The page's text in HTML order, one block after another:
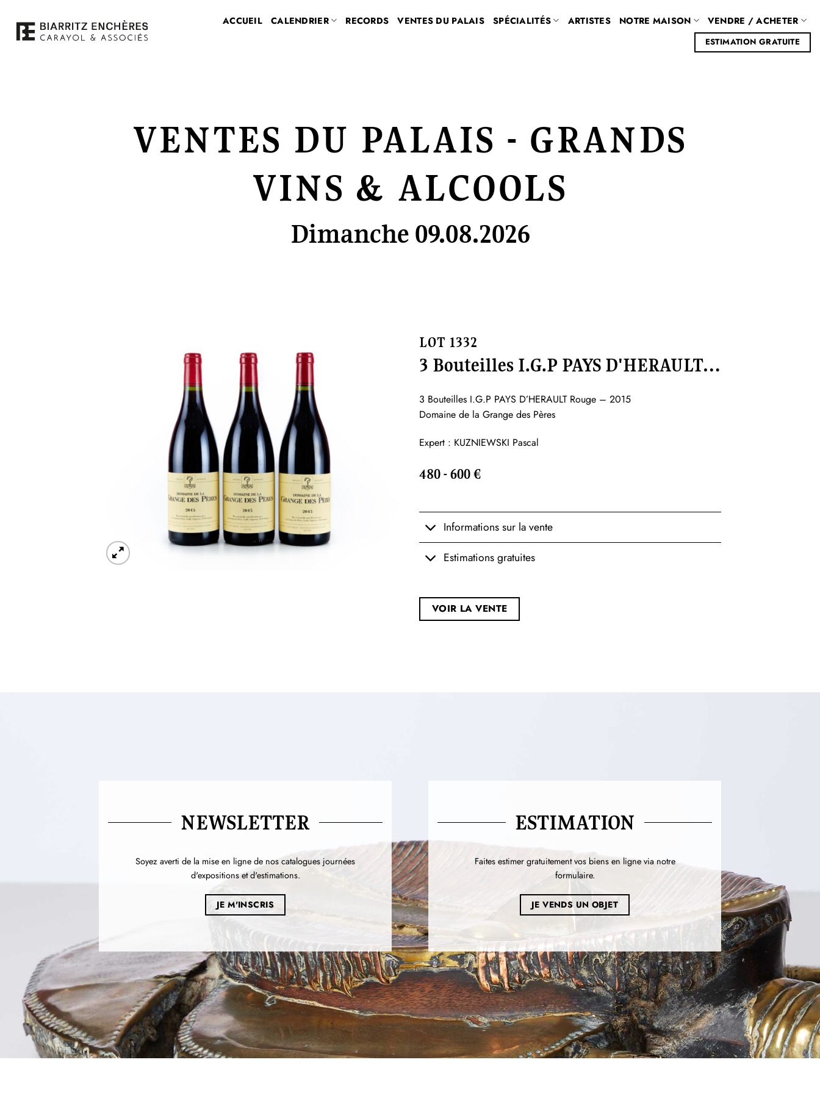
contenu
ACCUEIL CALENDRIER RECORDS VENTES DU PALAIS SPÉCIALITÉS ARTISTES NOTRE MAISON VENDRE / ACHETER
ESTIMATION GRATUITE
VENTES DU PALAIS - GRANDS
VINS & ALCOOLS
Dimanche 09.08.2026
LOT 1332
3 Bouteilles I.G.P PAYS D'HERAULT…
3 Bouteilles I.G.P PAYS D’HERAULT Rouge – 2015
Domaine de la Grange des Pères
Expert : KUZNIEWSKI Pascal
480 - 600 €
Informations sur la vente
Estimations gratuites
VOIR LA VENTE
NEWSLETTER
Soyez averti de la mise en ligne de nos catalogues journées
d'expositions et d'estimations.
JE M'INSCRIS
ESTIMATION
Faites estimer gratuitement vos biens en ligne via notre
formulaire.
JE VENDS UN OBJET